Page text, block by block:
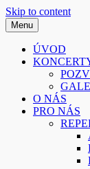
Skip to content
Smíšený
Menu
ÚVOD
O NÁS
PRO NÁS